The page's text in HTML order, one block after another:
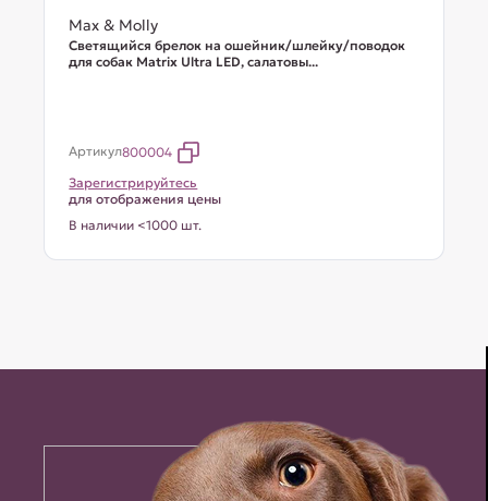
Max & Molly
Светящийся брелок на ошейник/шлейку/поводок
для собак Matrix Ultra LED, салатовы...
Артикул800004
Зарегистрируйтесь
для отображения цены
В наличии <1000 шт.